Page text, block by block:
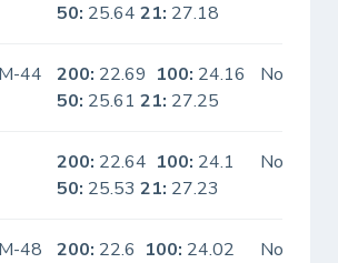
50: 25.6421: 27.18
44 200: 22.69 100: 24.16
50: 25.6121: 27.25
No
200: 22.64 100: 24.1
50: 25.5321: 27.23
No
48 200: 22.6 100: 24.02
No